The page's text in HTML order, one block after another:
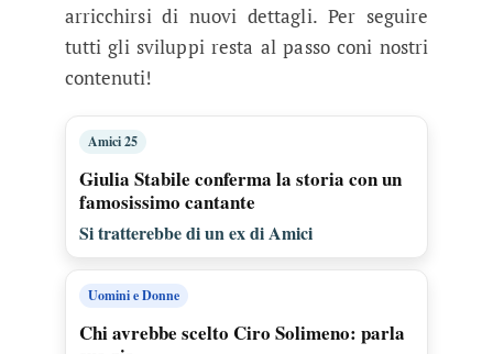
arricchirsi di nuovi dettagli. Per seguire
tutti gli sviluppi resta al passo coni nostri
contenuti!
Amici 25
Giulia Stabile conferma la storia con un
famosissimo cantante
Si tratterebbe di un ex di Amici
Uomini e Donne
Chi avrebbe scelto Ciro Solimeno: parla